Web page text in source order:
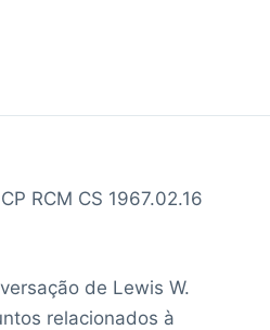
RCM CS 1967.02.16
de Lewis W.
relacionados à